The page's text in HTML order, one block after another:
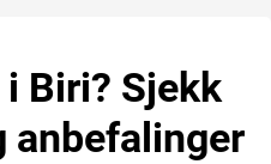
Biri? Sjekk
anbefalinger